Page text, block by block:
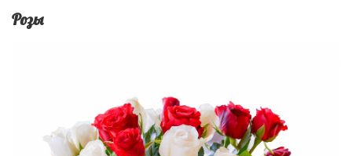
Розы